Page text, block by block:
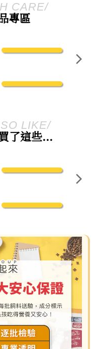
CARE/
專區
LIKE/
了這些...